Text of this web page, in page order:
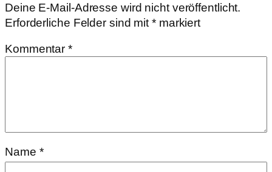
Deine E-Mail-Adresse wird nicht veröffentlicht.
Erforderliche Felder sind mit *markiert
Kommentar*
Name *